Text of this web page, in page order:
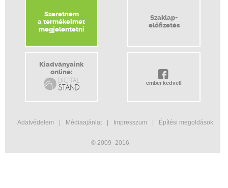
Szeretném
a termékeimet
megjelentetni
Szaklap-
előfizetés
Kiadványaink
online:
ember kedveli
Adatvédelem Médiaajánlat Impresszum Építési megoldások
© 2009–2016